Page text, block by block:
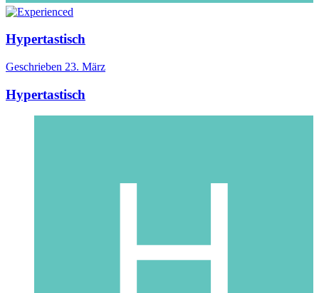
Hypertastisch
Geschrieben 23. März
Hypertastisch